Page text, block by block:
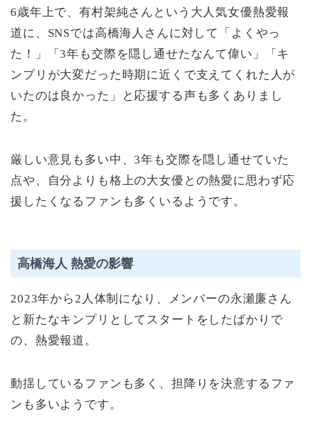
6歳年上で、有村架純さんという大人気女優熱愛報
道に、SNSでは高橋海人さんに対して「よくやっ
た！」「3年も交際を隠し通せたなんて偉い」「キ
ンプリが大変だった時期に近くで支えてくれた人が
いたのは良かった」と応援する声も多くありまし
た。
厳しい意見も多い中、3年も交際を隠し通せていた
点や、自分よりも格上の大女優との熱愛に思わず応
援したくなるファンも多くいるようです。
高橋海人 熱愛の影響
2023年から2人体制になり、メンバーの永瀬廉さん
と新たなキンプリとしてスタートをしたばかりで
の、熱愛報道。
動揺しているファンも多く、担降りを決意するファ
ンも多いようです。